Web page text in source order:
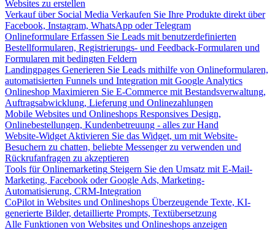
Websites zu erstellen
Verkauf über Social Media Verkaufen Sie Ihre Produkte direkt über
Facebook, Instagram, WhatsApp oder Telegram
Onlineformulare Erfassen Sie Leads mit benutzerdefinierten
Bestellformularen, Registrierungs- und Feedback-Formularen und
Formularen mit bedingten Feldern
Landingpages Generieren Sie Leads mithilfe von Onlineformularen,
automatisierten Funnels und Integration mit Google Analytics
Onlineshop Maximieren Sie E-Commerce mit Bestandsverwaltung,
Auftragsabwicklung, Lieferung und Onlinezahlungen
Mobile Websites und Onlineshops Responsives Design,
Onlinebestellungen, Kundenbetreuung - alles zur Hand
Website-Widget Aktivieren Sie das Widget, um mit Website-
Besuchern zu chatten, beliebte Messenger zu verwenden und
Rückrufanfragen zu akzeptieren
Tools für Onlinemarketing Steigern Sie den Umsatz mit E-Mail-
Marketing, Facebook oder Google Ads, Marketing-
Automatisierung, CRM-Integration
CoPilot in Websites und Onlineshops Überzeugende Texte, KI-
generierte Bilder, detaillierte Prompts, Textübersetzung
Alle Funktionen von Websites und Onlineshops anzeigen